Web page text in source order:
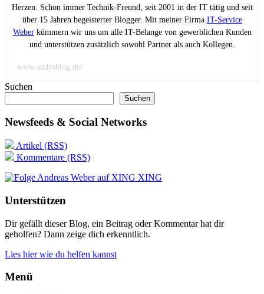
Herzen. Schon immer Technik-Freund, seit 2001 in der IT tätig und seit
über 15 Jahren begeisterter Blogger. Mit meiner Firma IT-Service
Weberkümmern wir uns um alle IT-Belange von gewerblichen Kunden
und unterstützen zusätzlich sowohl Partner als auch Kollegen.
www.andysblog.de/
Suchen
Suchen
Newsfeeds & Social Networks
Artikel (RSS)
Kommentare (RSS)
XING
Unterstützen
Dir gefällt dieser Blog, ein Beitrag oder Kommentar hat dir
geholfen? Dann zeige dich erkenntlich.
Lies hier wie du helfen kannst
Menü